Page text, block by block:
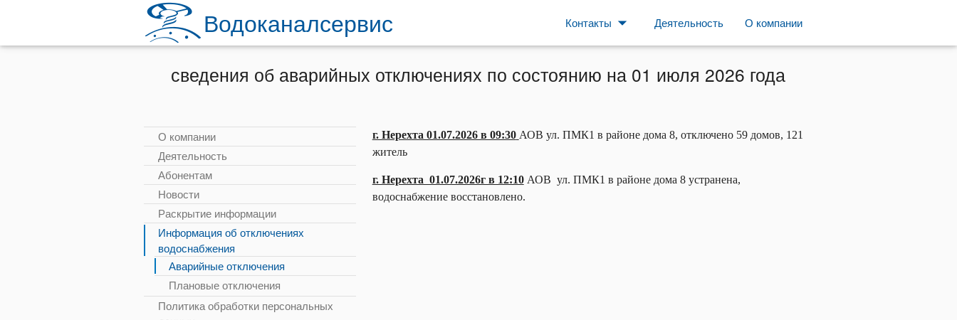
Водоканалсервис О компании
Деятельность
Контакты arrow_drop_down
сведения об аварийных отключениях по состоянию на 01 июля 2026 года
О компании
Деятельность
Абонентам
Новости
Раскрытие информации
Информация об отключениях
водоснабжения
Аварийные отключения
Плановые отключения
Политика обработки персональных
г. Нерехта 01.07.2026 в 09:30 АОВ ул. ПМК1 в районе дома 8, отключено 59 домов, 121
житель
г. Нерехта 01.07.2026г в 12:10АОВ ул. ПМК1 в районе дома 8 устранена,
водоснабжение восстановлено.